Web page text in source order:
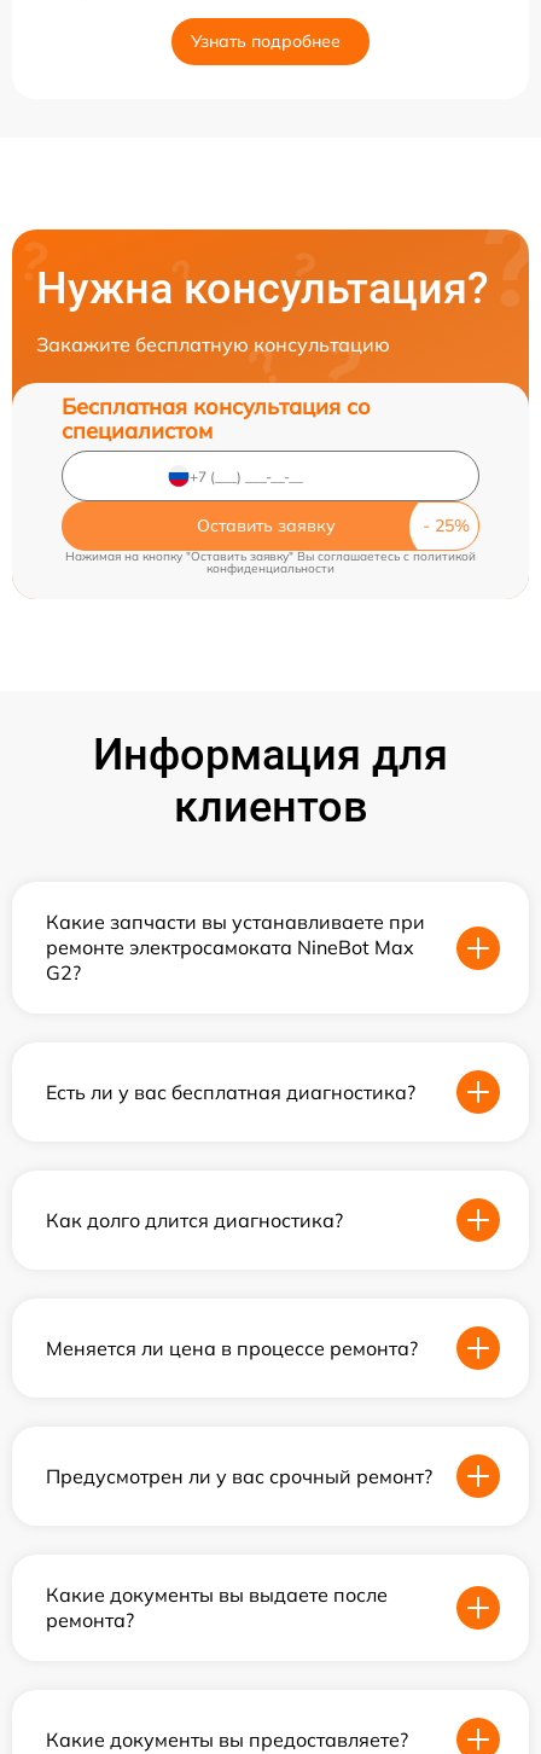
Узнать подробнее
Нужна консультация?
Закажите бесплатную консультацию
Бесплатная консультация со
специалистом
Оставить заявку
Нажимая на кнопку "Оставить заявку" Вы соглашаетесь c политикой
конфиденциальности
Информация для
клиентов
Какие запчасти вы устанавливаете при
ремонте электросамоката NineBot Max
G2?
Есть ли у вас бесплатная диагностика?
Как долго длится диагностика?
Меняется ли цена в процессе ремонта?
Предусмотрен ли у вас срочный ремонт?
Какие документы вы выдаете после
ремонта?
Какие документы вы предоставляете?